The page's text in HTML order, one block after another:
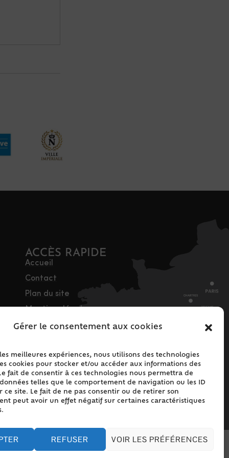
Gérer le consentement aux cookies
meilleures expériences, nous utilisons des technologies
cookies pour stocker et/ou accéder aux informations des
fait de consentir à ces technologies nous permettra de
telles que le comportement de navigation ou les ID
ce site. Le fait de ne pas consentir ou de retirer son
peut avoir un effet négatif sur certaines caractéristiques
REFUSER VOIR LES PRÉFÉRENCES
ACCÈS RAPIDE
Accueil
Contact
Plan du site
Mentions légales
Traitement des
Politique de cookies
(UE)